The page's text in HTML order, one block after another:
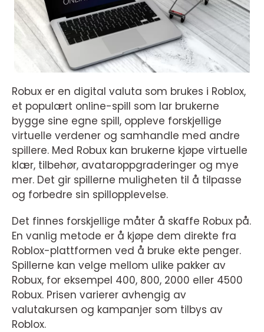
Robux er en digital valuta som brukes i Roblox,
et populært online-spill som lar brukerne
bygge sine egne spill, oppleve forskjellige
virtuelle verdener og samhandle med andre
spillere. Med Robux kan brukerne kjøpe virtuelle
klær, tilbehør, avataroppgraderinger og mye
mer. Det gir spillerne muligheten til å tilpasse
og forbedre sin spillopplevelse.
Det finnes forskjellige måter å skaffe Robux på.
En vanlig metode er å kjøpe dem direkte fra
Roblox-plattformen ved å bruke ekte penger.
Spillerne kan velge mellom ulike pakker av
Robux, for eksempel 400, 800, 2000 eller 4500
Robux. Prisen varierer avhengig av
valutakursen og kampanjer som tilbys av
Roblox.